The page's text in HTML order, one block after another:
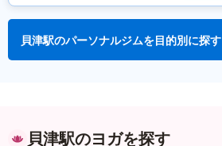
貝津駅のパーソナルジムを目的別に探す
貝津駅のヨガを探す